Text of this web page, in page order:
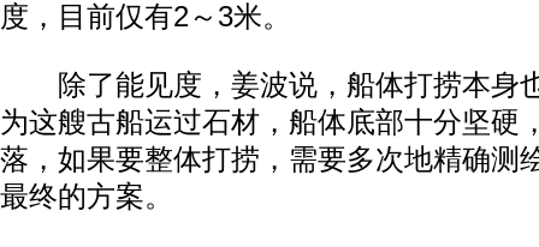
度，目前仅有2～3米。
除了能见度，姜波说，船体打捞本身
为这艘古船运过石材，船体底部十分坚硬
落，如果要整体打捞，需要多次地精确测
最终的方案。